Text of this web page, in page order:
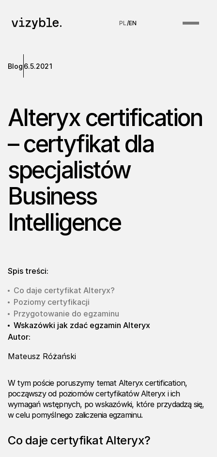
PL/EN
Blog 6.5.2021
Alteryx certification
– certyfikat dla
specjalistów
Business
Intelligence
Spis treści:
Co daje certyfikat Alteryx?
Poziomy certyfikacji
Przygotowanie do egzaminu
Wskazówki jak zdać egzamin Alteryx
Autor:
Mateusz Różański
W tym poście poruszymy temat Alteryx certification,
począwszy od poziomów certyfikatów Alteryx i ich
wymagań wstępnych, po wskazówki, które przydadzą się,
w celu pomyślnego zaliczenia egzaminu.
Co daje certyfikat Alteryx?